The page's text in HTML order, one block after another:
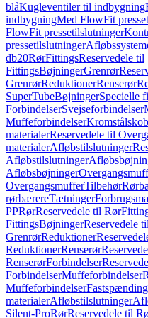
blåKugleventiler til indbygning
indbygningMed FlowFit
FlowFit pressetilslutninger
pressetilslutninger
db20RørFittingsReservedele til
FittingsBøjningerGrenrør
GrenrørReduktionerRenserør
SuperTubeBøjningerSpecielle
ForbindelserSvejseforbindelser
Muffeforbindelser
materialerReservedele til
materialerAfløbstilslutninger
Afløbstilslutninger
Afløbsbøjninger
OvergangsmufferTilbehør
rørbærereTætninger
PPRørReservedele til Rør
FittingsBøjningerReservedele
GrenrørReduktioner
ReduktionerRenserør
RenserørForbindelser
ForbindelserMuffeforbindelser
Muffeforbindelser
materialerAfløbstilslutninger
Silent-ProRørReservedele til